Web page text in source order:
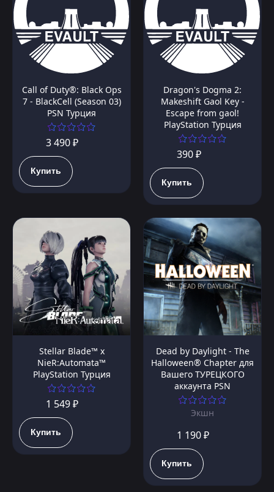
Call of Duty®: Black Ops
7 - BlackCell (Season 03)
PSN Турция
3 490 ₽
Купить
Dragon's Dogma 2:
Makeshift Gaol Key -
Escape from gaol!
PlayStation Турция
390 ₽
Купить
Stellar Blade™ x
NieR:Automata™
PlayStation Турция
1 549 ₽
Купить
Dead by Daylight - The
Halloween® Chapter для
Вашего ТУРЕЦКОГО
аккаунта PSN
Экшн
1 190 ₽
Купить